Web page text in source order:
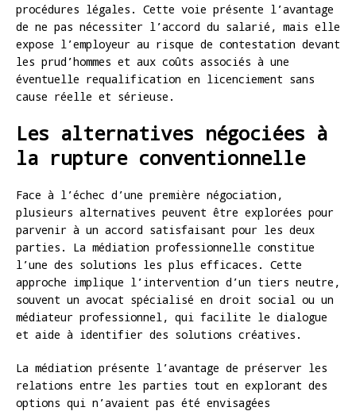
procédures légales. Cette voie présente l’avantage
de ne pas nécessiter l’accord du salarié, mais elle
expose l’employeur au risque de contestation devant
les prud’hommes et aux coûts associés à une
éventuelle requalification en licenciement sans
cause réelle et sérieuse.
Les alternatives négociées à
la rupture conventionnelle
Face à l’échec d’une première négociation,
plusieurs alternatives peuvent être explorées pour
parvenir à un accord satisfaisant pour les deux
parties. La médiation professionnelle constitue
l’une des solutions les plus efficaces. Cette
approche implique l’intervention d’un tiers neutre,
souvent un avocat spécialisé en droit social ou un
médiateur professionnel, qui facilite le dialogue
et aide à identifier des solutions créatives.
La médiation présente l’avantage de préserver les
relations entre les parties tout en explorant des
options qui n’avaient pas été envisagées